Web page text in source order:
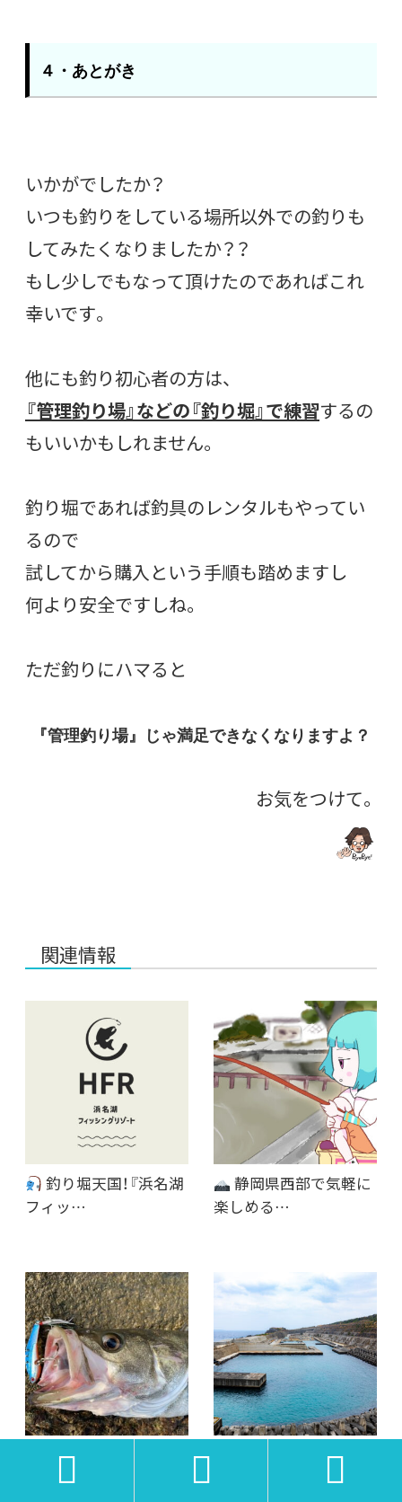
４・あとがき
いかがでしたか？
いつも釣りをしている場所以外での釣りも
してみたくなりましたか？？
もし少しでもなって頂けたのであればこれ
幸いです。
他にも釣り初心者の方は、
『管理釣り場』などの『釣り堀』で練習するの
もいいかもしれません。
釣り堀であれば釣具のレンタルもやってい
るので
試してから購入という手順も踏めますし
何より安全ですしね。
ただ釣りにハマると
『管理釣り場』じゃ満足できなくなりますよ？
お気をつけて。
関連情報
釣り堀天国！『浜名湖
フィッ…
静岡県西部で気軽に
楽しめる…
5月 ルアー釣り｜狙え
るターゲットから…
6月 ルアー釣り｜狙え
るターゲットから…
  